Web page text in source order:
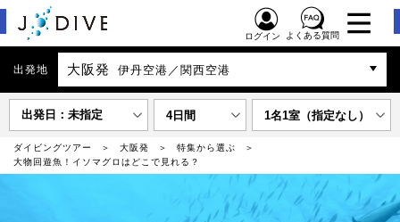
ログイン よくある質問
出発地 大阪発 伊丹空港／関西空港
出発日：未指定 4日間 1名1室（指定なし）
ダイビングツアー 大阪発
特集から選ぶ
大物回遊魚！イソマグロはどこで見れる？